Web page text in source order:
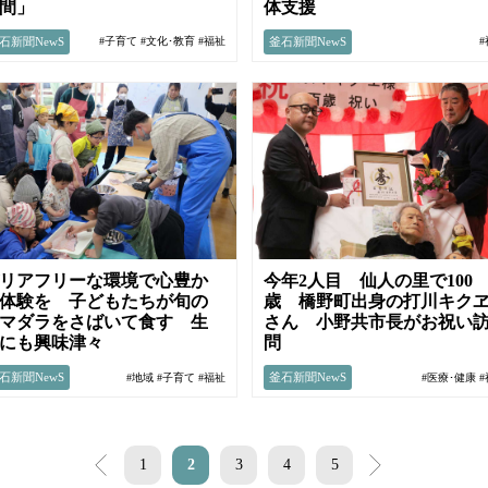
」
新聞NewS #子育て #文化･教育 #福祉
体支援
釜石新聞NewS #
アフリーな環境で心豊か
験を 子どもたちが旬の
ダラをさばいて食す 生
も興味津々
新聞NewS #地域 #子育て #福祉
今年2人目 仙人の里で100
歳 橋野町出身の打川キク
さん 小野共市長がお祝い
問
釜石新聞NewS #医療･健康 #
< 1 2 3 4 5 >